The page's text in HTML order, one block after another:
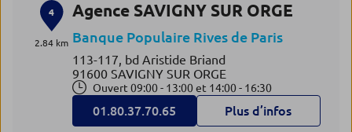
4
2.84 km
Agence SAVIGNY SUR ORGE
Banque Populaire Rives de Paris
113-117, bd Aristide Briand
91600 SAVIGNY SUR ORGE
Ouvert 09:00 - 13:00 et 14:00 - 16:30
01.80.37.70.65 Plus d’infos